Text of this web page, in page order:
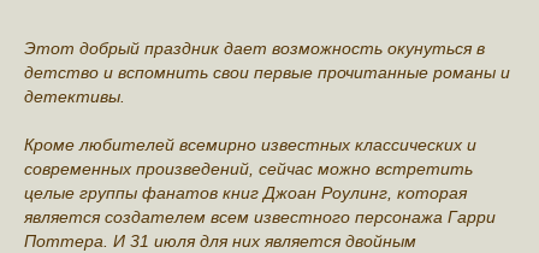
Этот добрый праздник дает возможность окунуться в
детство и вспомнить свои первые прочитанные романы и
детективы.
Кроме любителей всемирно известных классических и
современных произведений, сейчас можно встретить
целые группы фанатов книг Джоан Роулинг, которая
является создателем всем известного персонажа Гарри
Поттера. И 31 июля для них является двойным